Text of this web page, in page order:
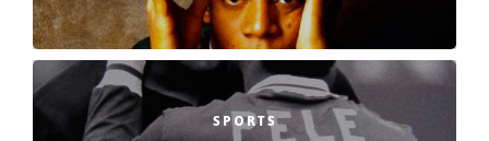
SPORTS